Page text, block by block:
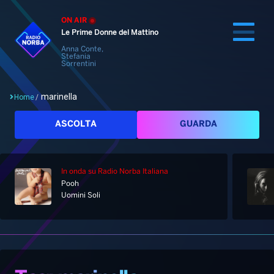
ON AIR
Le Prime Donne del Mattino
Anna Conte,
Stefania
Sorrentini
Home
Palinsesto
Notizie
Home/ marinella
ASCOLTA GUARDA
In onda su Radio Norba Italiana
Pooh
Uomini Soli